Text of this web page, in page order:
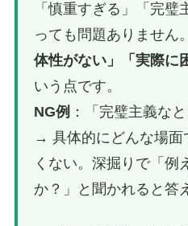
「慎重すぎる」「完
っても問題ありません
体性がない」「実際に
いう点です。
NG例 ：「完璧主義な
→ 具体的にどんな場面
くない。深掘りで「例
か？」と聞かれると答